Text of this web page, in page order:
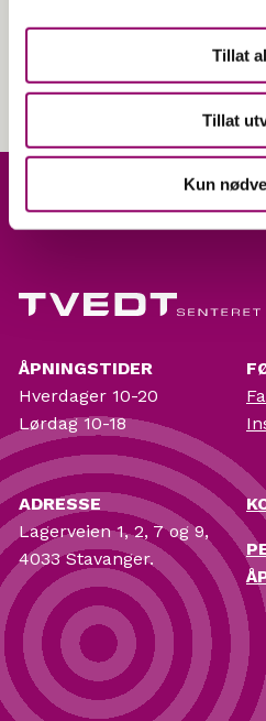
Tillat
Tillat
Kun
ÅPNINGSTIDER
Hverdager 10-20
Lørdag 10-18
ADRESSE
Lagerveien 1, 2, 7 og 9,
4033 Stavanger.